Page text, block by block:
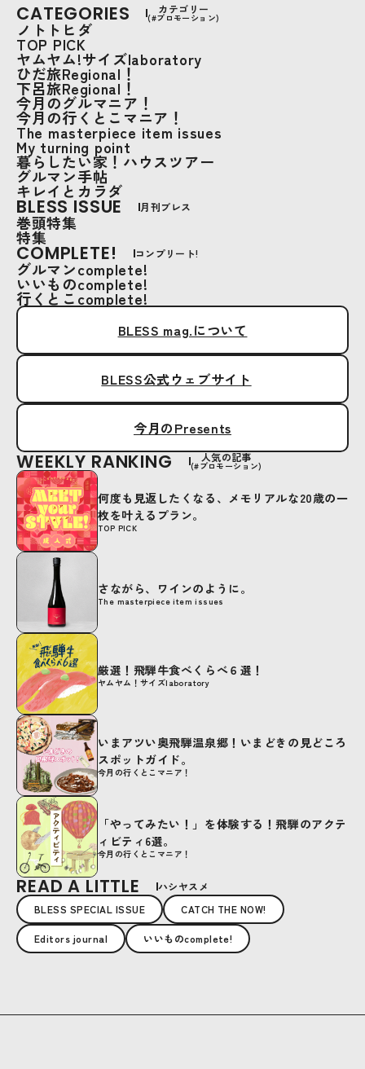
CATEGORIES カテゴリー
(#プロモーション)
ノトトヒダ
TOP PICK
ヤムヤム!サイズlaboratory
ひだ旅Regional！
下呂旅Regional！
今月のグルマニア！
今月の行くとこマニア！
The masterpiece item issues
My turning point
暮らしたい家！ハウスツアー
グルマン手帖
キレイとカラダ
BLESS ISSUE 月刊ブレス
巻頭特集
特集
COMPLETE! コンプリート!
グルマンcomplete!
いいものcomplete!
行くとこcomplete!
BLESS mag.について
BLESS公式ウェブサイト
今月のPresents
WEEKLY RANKING 人気の記事
(#プロモーション)
TOP PICK
何度も見返したくなる、メモリアルな20歳の一
枚を叶えるプラン。
The masterpiece item issues
さながら、ワインのように。
ヤムヤム！サイズlaboratory
厳選！飛騨牛食べくらべ６選！
今月の行くとこマニア！
いまアツい奥飛騨温泉郷！いまどきの見どころ
スポットガイド。
今月の行くとこマニア！
「やってみたい！」を体験する！飛騨のアクテ
ィビティ6選。
READ A LITTLE
ハシヤスメ
BLESS SPECIAL ISSUE
CATCH THE NOW!
Editors journal いいものcomplete!